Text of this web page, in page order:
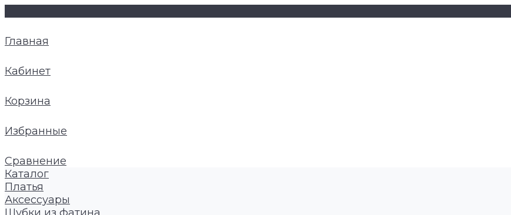
Главная
Кабинет
Корзина
Избранные
Сравнение
Каталог
Платья
Аксессуары